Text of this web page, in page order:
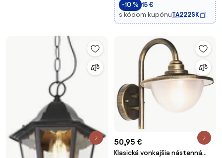
-10 % 15 €
s kódom kupónuTA222SK
50,95 €
Klasická vonkajšia nástenná